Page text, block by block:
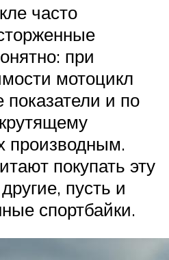
часто
при
мотоцикл
и по
производным.
покупать эту
пусть и
спортбайки.